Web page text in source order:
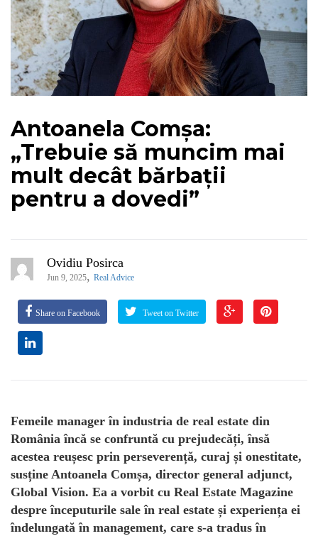
Antoanela Comșa:
„Trebuie să muncim mai
mult decât bărbații
pentru a dovedi”
Ovidiu Posirca
Jun 9, 2025, Real Advice
Share on Facebook Tweet on Twitter
Femeile manager în industria de real estate din
România încă se confruntă cu prejudecăți, însă
acestea reușesc prin perseverență, curaj și onestitate,
susține Antoanela Comșa, director general adjunct,
Global Vision. Ea a vorbit cu Real Estate Magazine
despre începuturile sale în real estate și experiența ei
îndelungată în management, care s-a tradus în